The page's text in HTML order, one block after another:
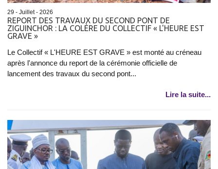
29 - Juillet - 2026
REPORT DES TRAVAUX DU SECOND PONT DE
ZIGUINCHOR : LA COLÈRE DU COLLECTIF « L'HEURE EST
GRAVE »
Le Collectif « L'HEURE EST GRAVE » est monté au créneau
après l'annonce du report de la cérémonie officielle de
lancement des travaux du second pont...
Lire la suite...